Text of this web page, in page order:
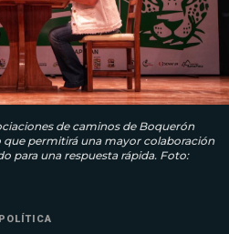
de caminos de Boquerón
permitirá una mayor colaboración
para una respuesta rápida. Foto:
POLÍTICA